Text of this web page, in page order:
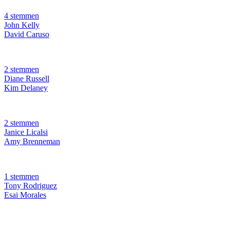
4 stemmen
John Kelly
David Caruso
2 stemmen
Diane Russell
Kim Delaney
2 stemmen
Janice Licalsi
Amy Brenneman
1 stemmen
Tony Rodriguez
Esai Morales